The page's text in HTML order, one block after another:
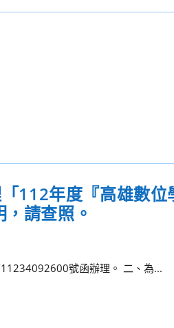
112年度『高雄數
請查照。
號函辦理。 二、為...